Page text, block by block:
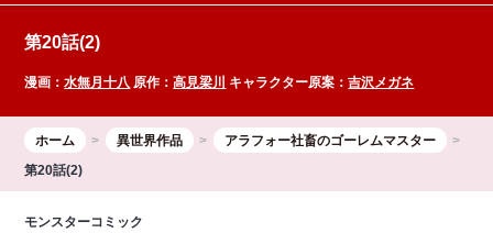
第20話(2)
漫画：水無月十八 原作：高見梁川 キャラクター原案：吉沢メガネ
ホーム 異世界作品
アラフォー社畜のゴーレムマスター
第20話(2)
モンスターコミック